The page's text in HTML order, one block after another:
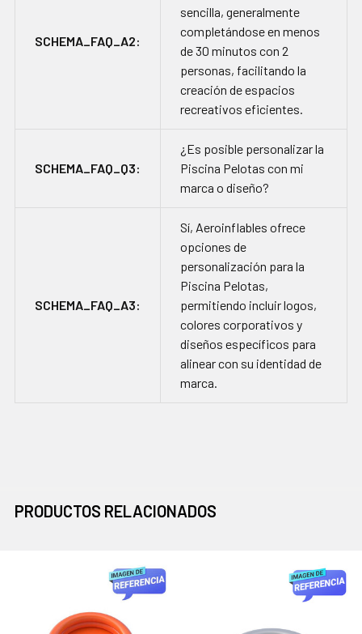
SCHEMA_FAQ_A2:
sencilla, generalmente
completándose en menos
de 30 minutos con 2
personas, facilitando la
creación de espacios
recreativos eficientes.
SCHEMA_FAQ_Q3:
¿Es posible personalizar la
Piscina Pelotas con mi
marca o diseño?
SCHEMA_FAQ_A3:
Sí, Aeroinflables ofrece
opciones de
personalización para la
Piscina Pelotas,
permitiendo incluir logos,
colores corporativos y
diseños específicos para
alinear con su identidad de
marca.
PRODUCTOS RELACIONADOS
relacionados